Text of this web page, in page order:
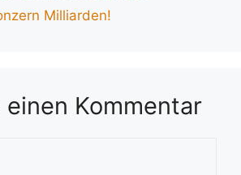
Milliarden!
Kommentar